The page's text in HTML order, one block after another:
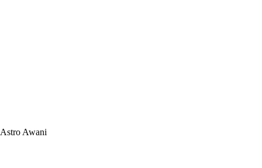
Astro Awani